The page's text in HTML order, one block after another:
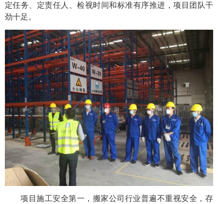
定任务、定责任人、检视时间和标准有序推进，项目团队干
劲十足。
项目施工安全第一，搬家公司行业普遍不重视安全，存